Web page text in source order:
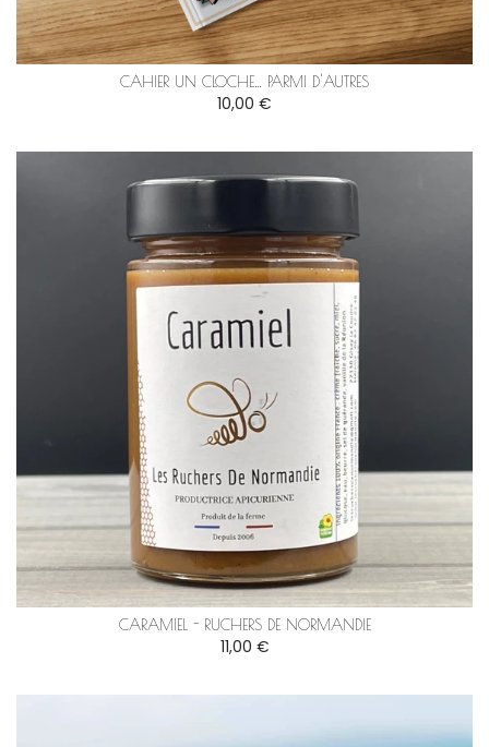
CAHIER UN CLOCHE… PARMI D'AUTRES
10,00 €
CARAMIEL - RUCHERS DE NORMANDIE
11,00 €